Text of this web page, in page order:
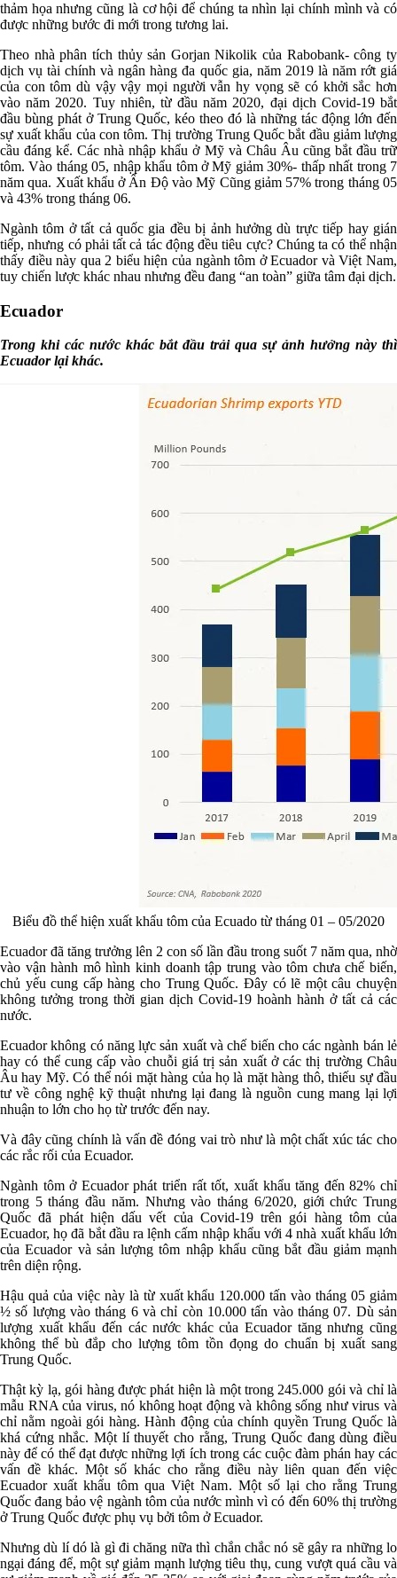
thảm họa nhưng cũng là cơ hội để chúng ta nhìn lại chính mình và có
được những bước đi mới trong tương lai.
Theo nhà phân tích thủy sản Gorjan Nikolik của Rabobank- công ty
dịch vụ tài chính và ngân hàng đa quốc gia, năm 2019 là năm rớt giá
của con tôm dù vậy vậy mọi người vẫn hy vọng sẽ có khởi sắc hơn
vào năm 2020. Tuy nhiên, từ đầu năm 2020, đại dịch Covid-19 bắt
đầu bùng phát ở Trung Quốc, kéo theo đó là những tác động lớn đến
sự xuất khẩu của con tôm. Thị trường Trung Quốc bắt đầu giảm lượng
cầu đáng kể. Các nhà nhập khẩu ở Mỹ và Châu Âu cũng bắt đầu trữ
tôm. Vào tháng 05, nhập khẩu tôm ở Mỹ giảm 30%- thấp nhất trong 7
năm qua. Xuất khẩu ở Ấn Độ vào Mỹ Cũng giảm 57% trong tháng 05
và 43% trong tháng 06.
Ngành tôm ở tất cả quốc gia đều bị ảnh hưởng dù trực tiếp hay gián
tiếp, nhưng có phải tất cả tác động đều tiêu cực? Chúng ta có thể nhận
thấy điều này qua 2 biểu hiện của ngành tôm ở Ecuador và Việt Nam,
tuy chiến lược khác nhau nhưng đều đang “an toàn” giữa tâm đại dịch.
Ecuador
Trong khi các nước khác bắt đầu trải qua sự ảnh hưởng này thì
Ecuador lại khác.
Biểu đồ thể hiện xuất khẩu tôm của Ecuado từ tháng 01 – 05/2020
Ecuador đã tăng trưởng lên 2 con số lần đầu trong suốt 7 năm qua, nhờ
vào vận hành mô hình kinh doanh tập trung vào tôm chưa chế biến,
chủ yếu cung cấp hàng cho Trung Quốc. Đây có lẽ một câu chuyện
không tưởng trong thời gian dịch Covid-19 hoành hành ở tất cả các
nước.
Ecuador không có năng lực sản xuất và chế biến cho các ngành bán lẻ
hay có thể cung cấp vào chuỗi giá trị sản xuất ở các thị trường Châu
Âu hay Mỹ. Có thể nói mặt hàng của họ là mặt hàng thô, thiếu sự đầu
tư về công nghệ kỹ thuật nhưng lại đang là nguồn cung mang lại lợi
nhuận to lớn cho họ từ trước đến nay.
Và đây cũng chính là vấn đề đóng vai trò như là một chất xúc tác cho
các rắc rối của Ecuador.
Ngành tôm ở Ecuador phát triển rất tốt, xuất khẩu tăng đến 82% chỉ
trong 5 tháng đầu năm. Nhưng vào tháng 6/2020, giới chức Trung
Quốc đã phát hiện dấu vết của Covid-19 trên gói hàng tôm của
Ecuador, họ đã bắt đầu ra lệnh cấm nhập khẩu với 4 nhà xuất khẩu lớn
của Ecuador và sản lượng tôm nhập khẩu cũng bắt đầu giảm mạnh
trên diện rộng.
Hậu quả của việc này là từ xuất khẩu 120.000 tấn vào tháng 05 giảm
½ số lượng vào tháng 6 và chỉ còn 10.000 tấn vào tháng 07. Dù sản
lượng xuất khẩu đến các nước khác của Ecuador tăng nhưng cũng
không thể bù đắp cho lượng tôm tồn đọng do chuẩn bị xuất sang
Trung Quốc.
Thật kỳ lạ, gói hàng được phát hiện là một trong 245.000 gói và chỉ là
mẫu RNA của virus, nó không hoạt động và không sống như virus và
chỉ nằm ngoài gói hàng. Hành động của chính quyền Trung Quốc là
khá cứng nhắc. Một lí thuyết cho rằng, Trung Quốc đang dùng điều
này để có thể đạt được những lợi ích trong các cuộc đàm phán hay các
vấn đề khác. Một số khác cho rằng điều này liên quan đến việc
Ecuador xuất khẩu tôm qua Việt Nam. Một số lại cho rằng Trung
Quốc đang bảo vệ ngành tôm của nước mình vì có đến 60% thị trường
ở Trung Quốc được phụ vụ bởi tôm ở Ecuador.
Nhưng dù lí dó là gì đi chăng nữa thì chắn chắc nó sẽ gây ra những lo
ngại đáng để, một sự giảm mạnh lượng tiêu thụ, cung vượt quá cầu và